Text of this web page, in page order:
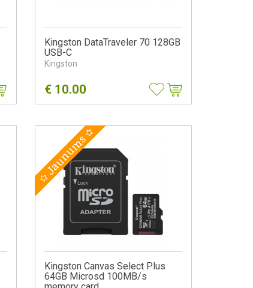
Kingston DataTraveler 70 128GB
USB-C
Kingston
€ 10.00
Kingston Canvas Select Plus
64GB Microsd 100MB/s
Jaunums